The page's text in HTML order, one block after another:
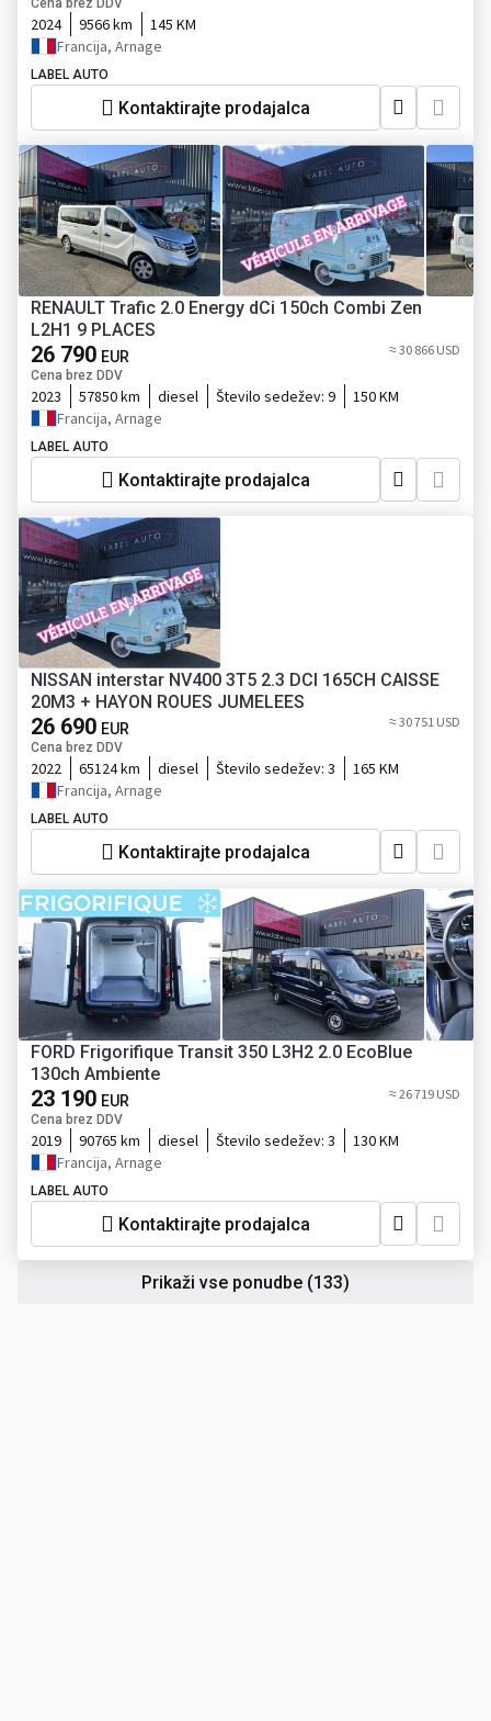
Cena brez DDV
2024 9566 km
145 KM
Francija, Arnage
LABEL AUTO
Kontaktirajte prodajalca
RENAULT Trafic 2.0 Energy dCi 150ch Combi Zen
L2H1 9 PLACES
26 790 EUR
Cena brez DDV
≈ 30 866 USD
2023 57850 km diesel Število sedežev: 9
150 KM
Francija, Arnage
LABEL AUTO
Kontaktirajte prodajalca
NISSAN interstar NV400 3T5 2.3 DCI 165CH CAISSE
20M3 + HAYON ROUES JUMELEES
26 690 EUR
Cena brez DDV
≈ 30 751 USD
2022 65124 km diesel Število sedežev: 3
165 KM
Francija, Arnage
LABEL AUTO
Kontaktirajte prodajalca
FORD Frigorifique Transit 350 L3H2 2.0 EcoBlue
130ch Ambiente
23 190 EUR
Cena brez DDV
≈ 26 719 USD
2019 90765 km diesel Število sedežev: 3
130 KM
Francija, Arnage
LABEL AUTO
Kontaktirajte prodajalca
Prikaži vse ponudbe (133)